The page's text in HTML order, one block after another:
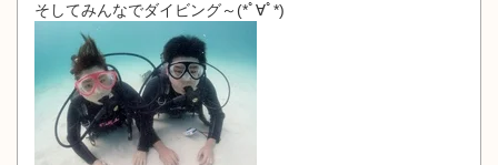
そしてみんなでダイビング～(*ﾟ∀ﾟ*)